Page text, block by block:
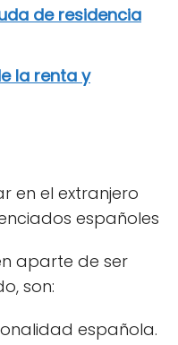
de residencia
la renta y
aparte de ser
son:
española.